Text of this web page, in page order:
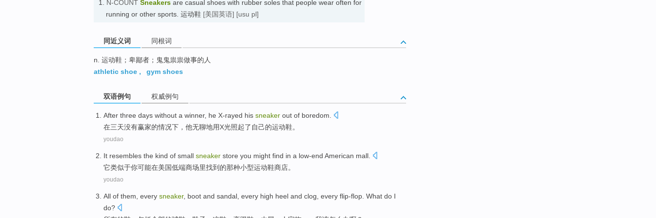
1. N-COUNT Sneakers are casual shoes with rubber soles that people wear often for
running or other sports. 运动鞋 [美国英语] [usu pl]
同近义词 同根词
n. 运动鞋；卑鄙者；鬼鬼祟祟做事的人
athletic shoe , gym shoes
双语例句 权威例句
After three days without a winner, he X-rayed his sneaker out of boredom
在三天没有赢家的情况下， 他无聊地用X光照起了 自己的运动鞋。
youdao
It resembles the kind of small sneaker store you might find in a low-end American mall
它类似于你可能在美国低端商场里找到 的那种小型运动鞋商店。
youdao
All of them, every sneaker, boot and sandal every high heel and clog , every flip-flop. What do I
do?